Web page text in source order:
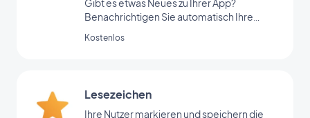
Gibt es etwas Neues zu Ihrer App?
Benachrichtigen Sie automatisch Ihre
Kostenlos
Lesezeichen
Ihre Nutzer markieren und speichern die